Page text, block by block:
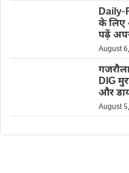
Daily-
के लिए
पढ़ें
August
DIG
और
August